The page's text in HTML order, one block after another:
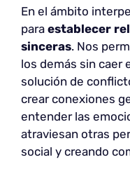
En el ámbito
para establecer
sinceras. Nos
los demás sin caer
solución de
crear conexiones
entender las
atraviesan otras
social y creando